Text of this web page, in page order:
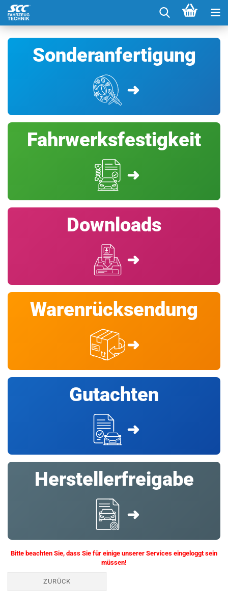
Sonderanfertigung
➜
Fahrwerksfestigkeit
➜
Downloads
➜
Warenrücksendung
➜
Gutachten
➜
Herstellerfreigabe
➜
Bitte beachten Sie, dass Sie für einige unserer Services eingeloggt sein
müssen!
ZURÜCK